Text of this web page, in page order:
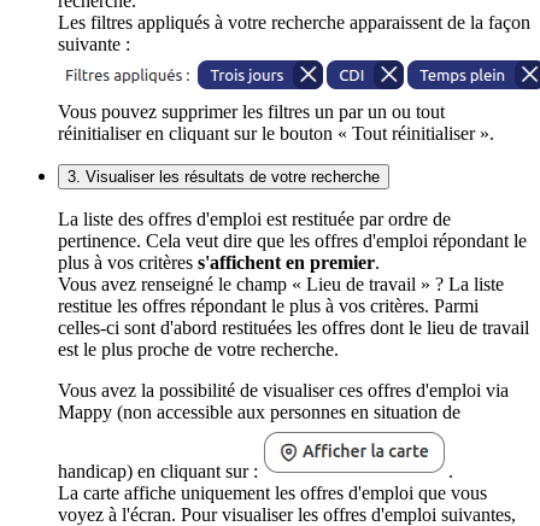
Les filtres appliqués à votre recherche apparaissent de la façon
suivante :
Vous pouvez supprimer les filtres un par un ou tout
réinitialiser en cliquant sur le bouton « Tout réinitialiser ».
3. Visualiser les résultats de votre recherche
La liste des offres d'emploi est restituée par ordre de
pertinence. Cela veut dire que les offres d'emploi répondant le
plus à vos critères s'affichent en premier.
Vous avez renseigné le champ « Lieu de travail » ? La liste
restitue les offres répondant le plus à vos critères. Parmi
celles-ci sont d'abord restituées les offres dont le lieu de travail
est le plus proche de votre recherche.
Vous avez la possibilité de visualiser ces offres d'emploi via
Mappy (non accessible aux personnes en situation de
handicap) en cliquant sur :
.
La carte affiche uniquement les offres d'emploi que vous
voyez à l'écran. Pour visualiser les offres d'emploi suivantes,